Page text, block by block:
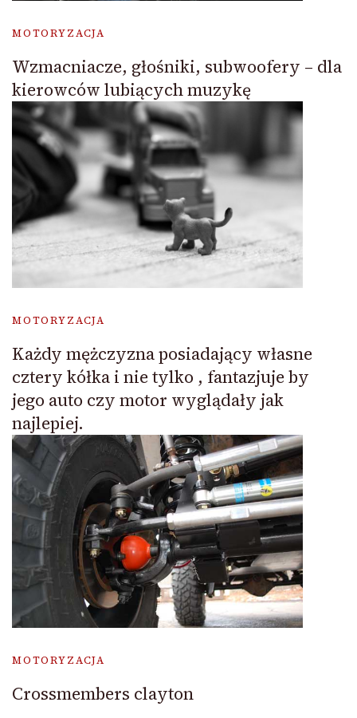
MOTORYZACJA
Wzmacniacze, głośniki, subwoofery – dla
kierowców lubiących muzykę
MOTORYZACJA
Każdy mężczyzna posiadający własne
cztery kółka i nie tylko , fantazjuje by
jego auto czy motor wyglądały jak
najlepiej.
MOTORYZACJA
Crossmembers clayton